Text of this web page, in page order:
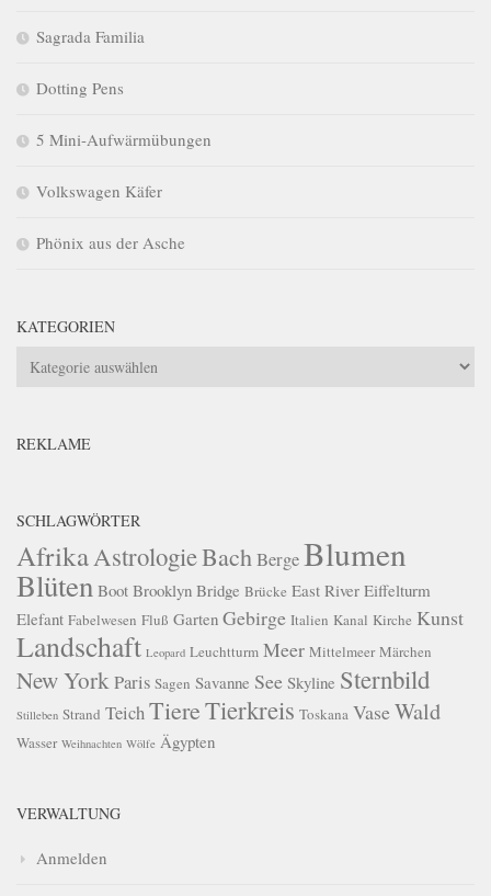
Sagrada Familia
Dotting Pens
5 Mini-Aufwärmübungen
Volkswagen Käfer
Phönix aus der Asche
KATEGORIEN
Kategorien
REKLAME
SCHLAGWÖRTER
Afrika AstrologieBachBergeBlumen
Blüten Boot Brooklyn Bridge Brücke East River Eiffelturm
Elefant Fabelwesen Fluß Garten Gebirge Italien Kanal Kirche Kunst
Landschaft Leopard Leuchtturm Meer Mittelmeer Märchen
New YorkParis Sagen Savanne See Skyline Sternbild
Stilleben Strand TeichTiereTierkreis Toskana VaseWald
Wasser Weihnachten Wölfe Ägypten
VERWALTUNG
Anmelden